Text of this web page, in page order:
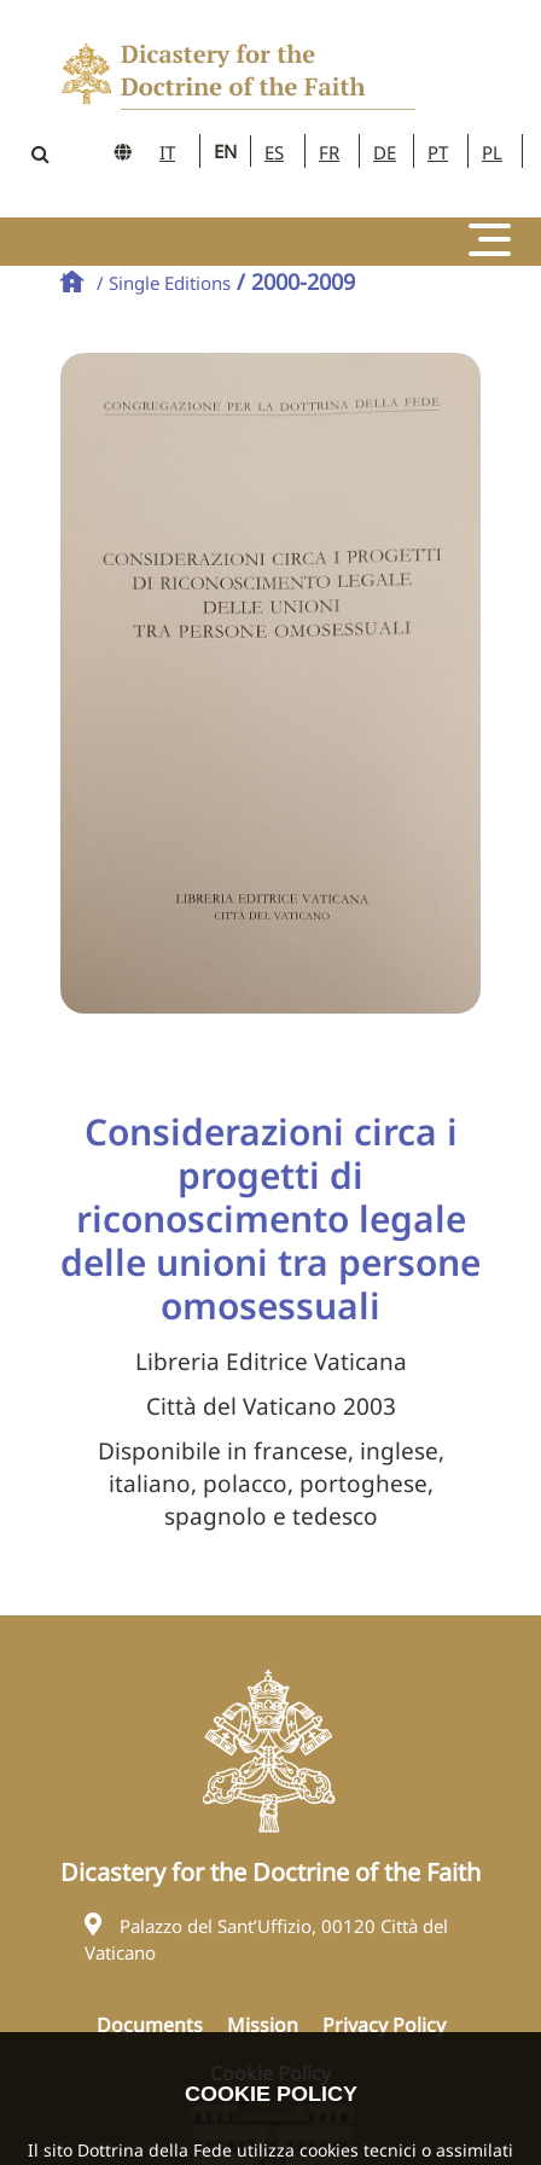
IT EN ES FR DE PT PL
/ Single Editions / 2000-2009
Considerazioni circa i
progetti di
riconoscimento legale
delle unioni tra persone
omosessuali
Libreria Editrice Vaticana
Città del Vaticano 2003
Disponibile in francese, inglese,
italiano, polacco, portoghese,
spagnolo e tedesco
Dicastery for the Doctrine of the Faith
Palazzo del Sant’Uffizio, 00120 Città del
Vaticano
Documents Mission
Privacy Policy
Cookie Policy
COOKIE POLICY
Il sito Dottrina della Fede utilizza cookies tecnici o assimilati